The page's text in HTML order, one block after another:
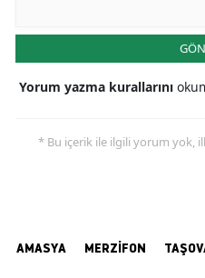
Yorum yazma kurallarını
* Bu içerik ile ilgili yorum yok,
AMASYA MERZİFON